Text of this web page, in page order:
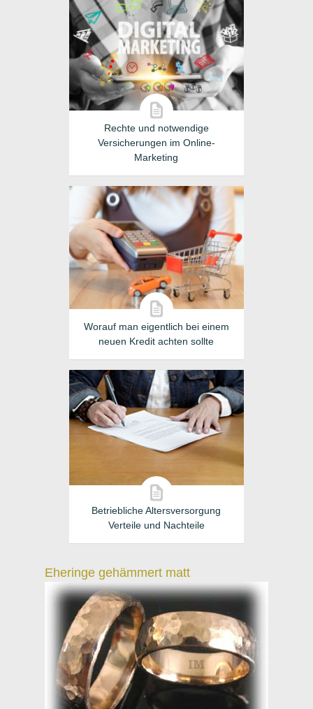
Rechte und notwendige
Versicherungen im Online-
Marketing
Worauf man eigentlich bei einem
neuen Kredit achten sollte
Betriebliche Altersversorgung
Verteile und Nachteile
Eheringe gehämmert matt